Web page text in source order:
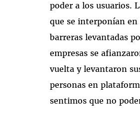
poder a los usuarios.
que se interponían
barreras levantadas
empresas se
vuelta y levantaron
personas en
sentimos que no